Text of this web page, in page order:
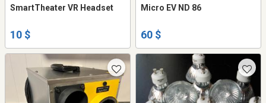
SmartTheater VR Headset
10 $
Micro EV ND 86
60 $